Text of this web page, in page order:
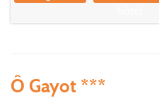
Ô Gayot ***